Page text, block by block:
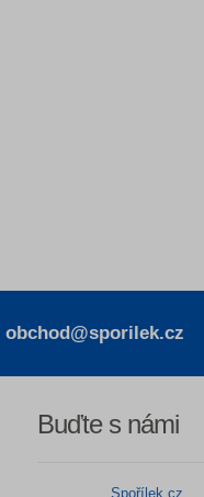
obchod@sporilek.cz
Buďte s námi
Spořílek.cz